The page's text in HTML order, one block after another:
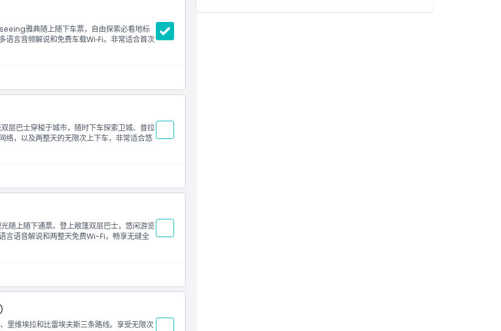
雅典随上随下车票，自由探索必看地标
言音频解说和免费车载Wi‑Fi。非常适合首次
层巴士穿梭于城市，随时下车探索卫城、普拉
络，以及两整天的无限次上下车，非常适合悠
随上随下通票。登上敞篷双层巴士，悠闲游览
言语音解说和两整天免费Wi-Fi，畅享无缝全
里维埃拉和比雷埃夫斯三条路线。享受无限次